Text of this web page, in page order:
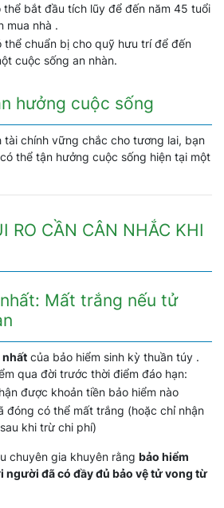
thể bắt đầu tích lũy để đến năm 45 tuổi
mua nhà .
thể chuẩn bị cho quỹ hưu trí để đến
cuộc sống an nhàn.
hưởng cuộc sống
tài chính vững chắc cho tương lai, bạn
thể tận hưởng cuộc sống hiện tại một
RO CẦN CÂN NHẮC KHI
nhất: Mất trắng nếu tử
nhất của bảo hiểm sinh kỳ thuần túy .
qua đời trước thời điểm đáo hạn:
được khoản tiền bảo hiểm nào
đóng có thể mất trắng (hoặc chỉ nhận
khi trừ chi phí)
chuyên gia khuyên rằng bảo hiểm
người đã có đầy đủ bảo vệ tử vong từ